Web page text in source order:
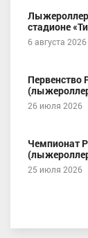
стадионе
6 августа 2026
26 июля 2026
Чемпионат
25 июля 2026